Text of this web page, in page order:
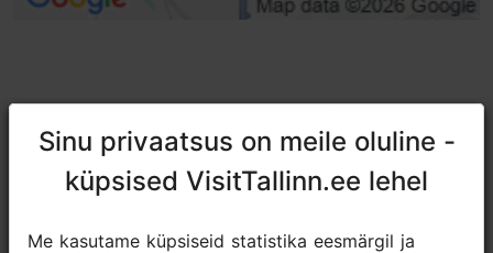
TripAdvisori® hinnangud ja
arvustused
tripadvisor rating 5.0 of 5 põhineb 3 hinnangul
Sinu privaatsus on meile oluline -
küpsised VisitTallinn.ee lehel
Me kasutame küpsiseid statistika eesmärgil ja
Sinu privaatsus on meile oluline -
küpsised VisitTallinn.ee lehel
Me kasutame küpsiseid statistika eesmärgil ja